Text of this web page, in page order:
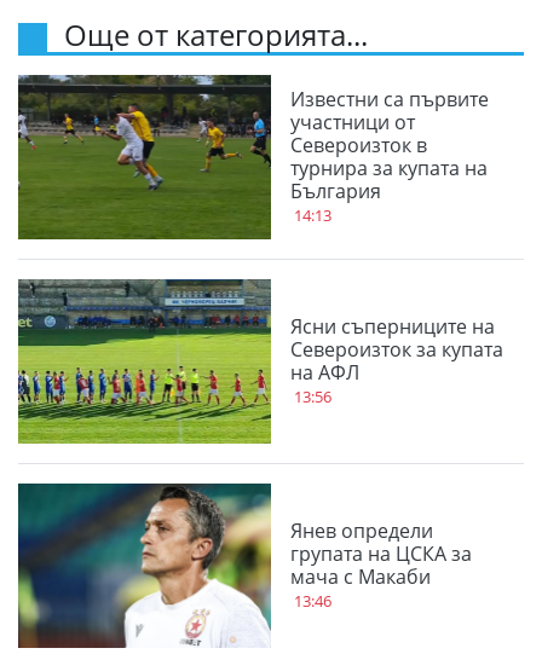
Още от категорията...
Известни са първите
участници от
Североизток в
турнира за купата на
България
14:13
Ясни съперниците на
Североизток за купата
на АФЛ
13:56
Янев определи
групата на ЦСКА за
мача с Макаби
13:46